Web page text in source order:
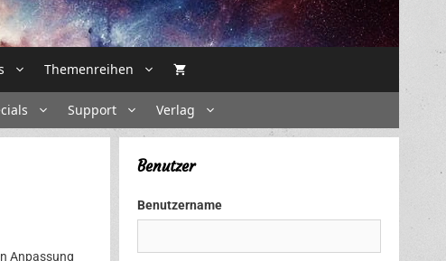
Themenreihen
Support Verlag
Anpassung
Benutzer
Benutzername